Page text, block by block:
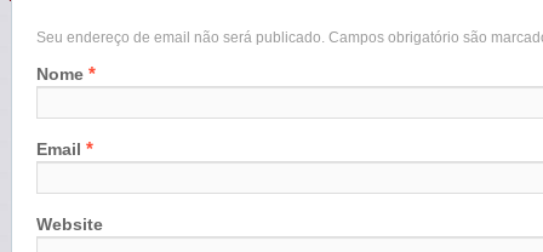
Seu endereço de email não será publicado. Campos obrigatório são
Nome *
Email *
Website